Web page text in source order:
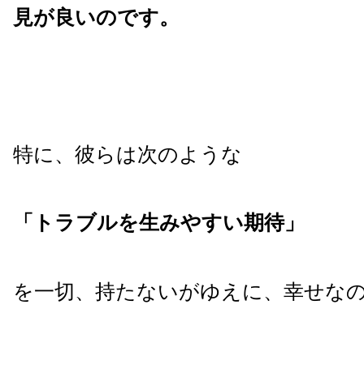
見が良いのです。
特に、彼らは次のような
「トラブルを生みやすい期待」
を一切、持たないがゆえに、幸せな